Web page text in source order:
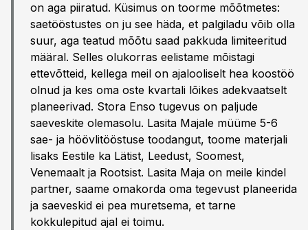
on aga piiratud. Küsimus on toorme mõõtmetes:
saetööstustes on ju see häda, et palgiladu võib olla
suur, aga teatud mõõtu saad pakkuda limiteeritud
määral. Selles olukorras eelistame mõistagi
ettevõtteid, kellega meil on ajalooliselt hea koostöö
olnud ja kes oma oste kvartali lõikes adekvaatselt
planeerivad. Stora Enso tugevus on paljude
saeveskite olemasolu. Lasita Majale müüme 5-6
sae- ja höövlitööstuse toodangut, toome materjali
lisaks Eestile ka Lätist, Leedust, Soomest,
Venemaalt ja Rootsist. Lasita Maja on meile kindel
partner, saame omakorda oma tegevust planeerida
ja saeveskid ei pea muretsema, et tarne
kokkulepitud ajal ei toimu.